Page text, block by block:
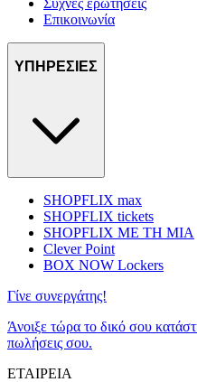
Επικοινωνία
ΥΠΗΡΕΣΙΕΣ
SHOPFLIX max
SHOPFLIX tickets
SHOPFLIX ΜΕ ΤΗ ΜΙΑ
Clever Point
BOX NOW Lockers
Γίνε συνεργάτης!
Άνοιξε τώρα το δικό σου
πωλήσεις σου.
ΕΤΑΙΡΕΙΑ